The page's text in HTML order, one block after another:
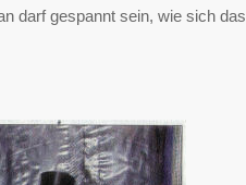
darf gespannt sein, wie sich das